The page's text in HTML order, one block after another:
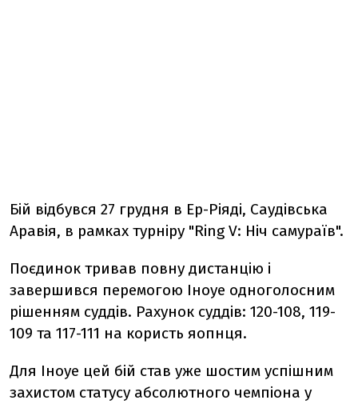
Бій відбувся 27 грудня в Ер-Ріяді, Саудівська
Аравія, в рамках турніру "Ring V: Ніч самураїв".
Поєдинок тривав повну дистанцію і
завершився перемогою Іноуе одноголосним
рішенням суддів. Рахунок суддів: 120-108, 119-
109 та 117-111 на користь яопнця.
Для Іноуе цей бій став уже шостим успішним
захистом статусу абсолютного чемпіона у